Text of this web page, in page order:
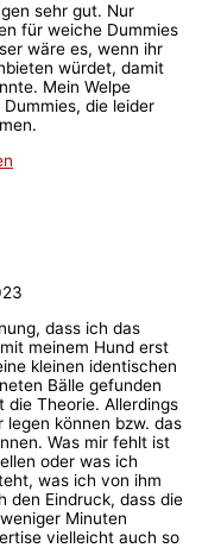
sehr gut. Nur
für weiche Dummies
wäre es, wenn ihr
würdet, damit
Mein Welpe
die leider
dass ich das
meinem Hund erst
kleinen identischen
Bälle gefunden
die Theorie. Allerdings
können bzw. das
Was mir fehlt ist
oder was ich
was ich von ihm
den Eindruck, dass die
Minuten
vielleicht auch so